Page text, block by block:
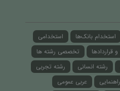
استخدام بانک‌ها
استخدامی
قراردادها
تخصصی رشته ها
رشته انسانی
رشته تجربی
عربی عمومی